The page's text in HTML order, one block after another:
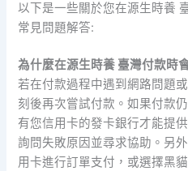
以下是一些關於您在源生時養
常見問題解答:
為什麼在源生時養 臺灣付款時
若在付款過程中遇到網路問題
刻後再次嘗試付款。如果付款
有您信用卡的發卡銀行才能提
詢問失敗原因並尋求協助。另
用卡進行訂單支付，或選擇黑